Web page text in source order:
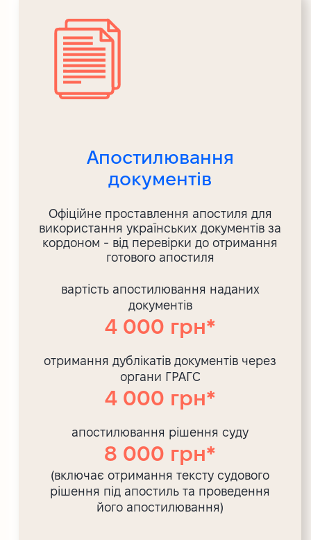
Апостилювання
документів
Офіційне проставлення апостиля для
використання українських документів за
кордоном - від перевірки до отримання
готового апостиля
вартість апостилювання наданих
документів
4 000 грн*
отримання дублікатів документів через
органи ГРАГС
4 000 грн*
апостилювання рішення суду
8 000 грн*
(включає отримання тексту судового
рішення під апостиль та проведення
його апостилювання)